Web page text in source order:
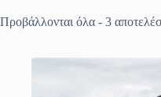
Προβάλλονται όλα - 3